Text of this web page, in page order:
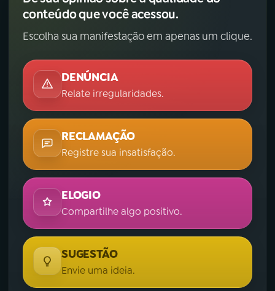
conteúdo que você acessou.
Escolha sua manifestação em apenas um clique.
DENÚNCIA
Relate irregularidades.
RECLAMAÇÃO
Registre sua insatisfação.
ELOGIO
Compartilhe algo positivo.
SUGESTÃO
Envie uma ideia.